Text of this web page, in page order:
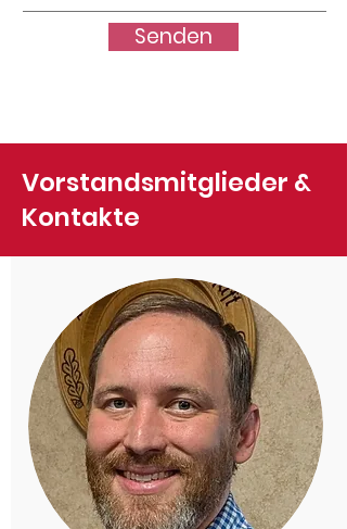
Senden
Vorstandsmitglieder &
Kontakte